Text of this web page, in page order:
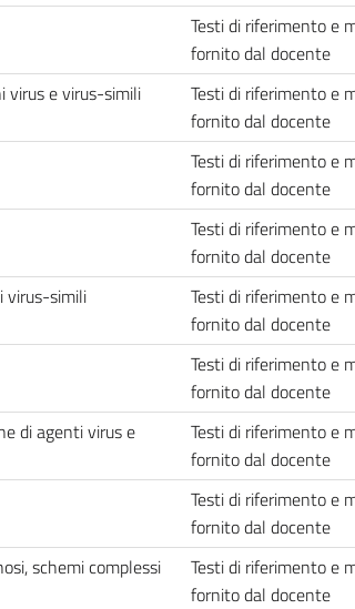
Testi di riferimento e
fornito dal docente
virus e virus-simili
Testi di riferimento e
fornito dal docente
Testi di riferimento e
fornito dal docente
Testi di riferimento e
fornito dal docente
virus-simili
Testi di riferimento e
fornito dal docente
Testi di riferimento e
fornito dal docente
di agenti virus e
Testi di riferimento e
fornito dal docente
Testi di riferimento e
fornito dal docente
schemi complessi
Testi di riferimento e
fornito dal docente